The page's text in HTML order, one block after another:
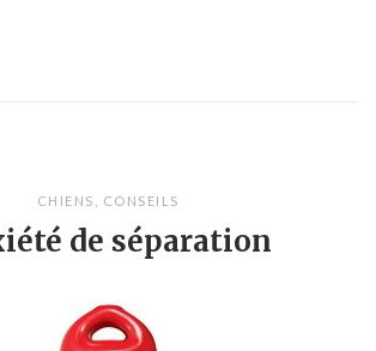
CHIENS CONSEILS
de séparation